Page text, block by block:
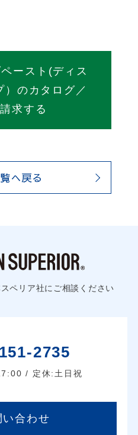
ースト(ディス
）のカタログ／
求する
へ戻る
ペリア社にご相談ください
2735
/ 定休:土日祝
い合わせ